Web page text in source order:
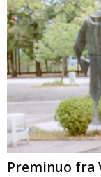
Preminuo fra